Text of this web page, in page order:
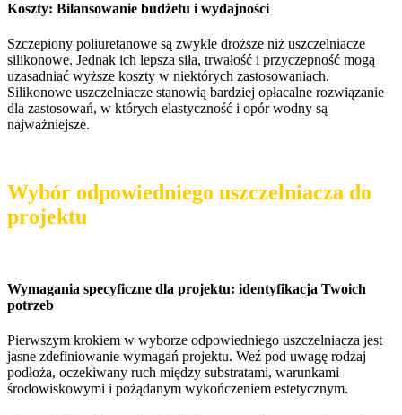
Koszty: Bilansowanie budżetu i wydajności
Szczepiony poliuretanowe są zwykle droższe niż uszczelniacze
silikonowe. Jednak ich lepsza siła, trwałość i przyczepność mogą
uzasadniać wyższe koszty w niektórych zastosowaniach.
Silikonowe uszczelniacze stanowią bardziej opłacalne rozwiązanie
dla zastosowań, w których elastyczność i opór wodny są
najważniejsze.
Wybór odpowiedniego uszczelniacza do
projektu
Wymagania specyficzne dla projektu: identyfikacja Twoich
potrzeb
Pierwszym krokiem w wyborze odpowiedniego uszczelniacza jest
jasne zdefiniowanie wymagań projektu. Weź pod uwagę rodzaj
podłoża, oczekiwany ruch między substratami, warunkami
środowiskowymi i pożądanym wykończeniem estetycznym.